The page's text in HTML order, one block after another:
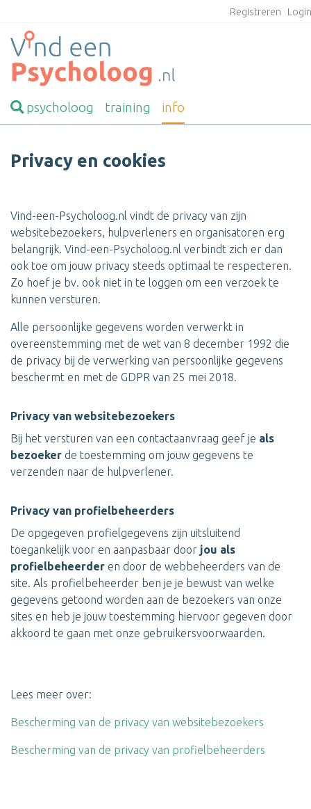
Registreren
psycholoog training info
Privacy en cookies
Vind-een-Psycholoog.nl vindt de privacy van zijn
websitebezoekers, hulpverleners en organisatoren erg
belangrijk. Vind-een-Psycholoog.nl verbindt zich er dan
ook toe om jouw privacy steeds optimaal te respecteren.
Zo hoef je bv. ook niet in te loggen om een verzoek te
kunnen versturen.
Alle persoonlijke gegevens worden verwerkt in
overeenstemming met de wet van 8 december 1992 die
de privacy bij de verwerking van persoonlijke gegevens
beschermt en met de GDPR van 25 mei 2018.
Privacy van websitebezoekers
Bij het versturen van een contactaanvraag geef je als
bezoeker de toestemming om jouw gegevens te
verzenden naar de hulpverlener.
Privacy van profielbeheerders
De opgegeven profielgegevens zijn uitsluitend
toegankelijk voor en aanpasbaar door jou als
profielbeheerder en door de webbeheerders van de
site. Als profielbeheerder ben je je bewust van welke
gegevens getoond worden aan de bezoekers van onze
sites en heb je jouw toestemming hiervoor gegeven door
akkoord te gaan met onze gebruikersvoorwaarden.
Lees meer over:
Bescherming van de privacy van websitebezoekers
Bescherming van de privacy van profielbeheerders